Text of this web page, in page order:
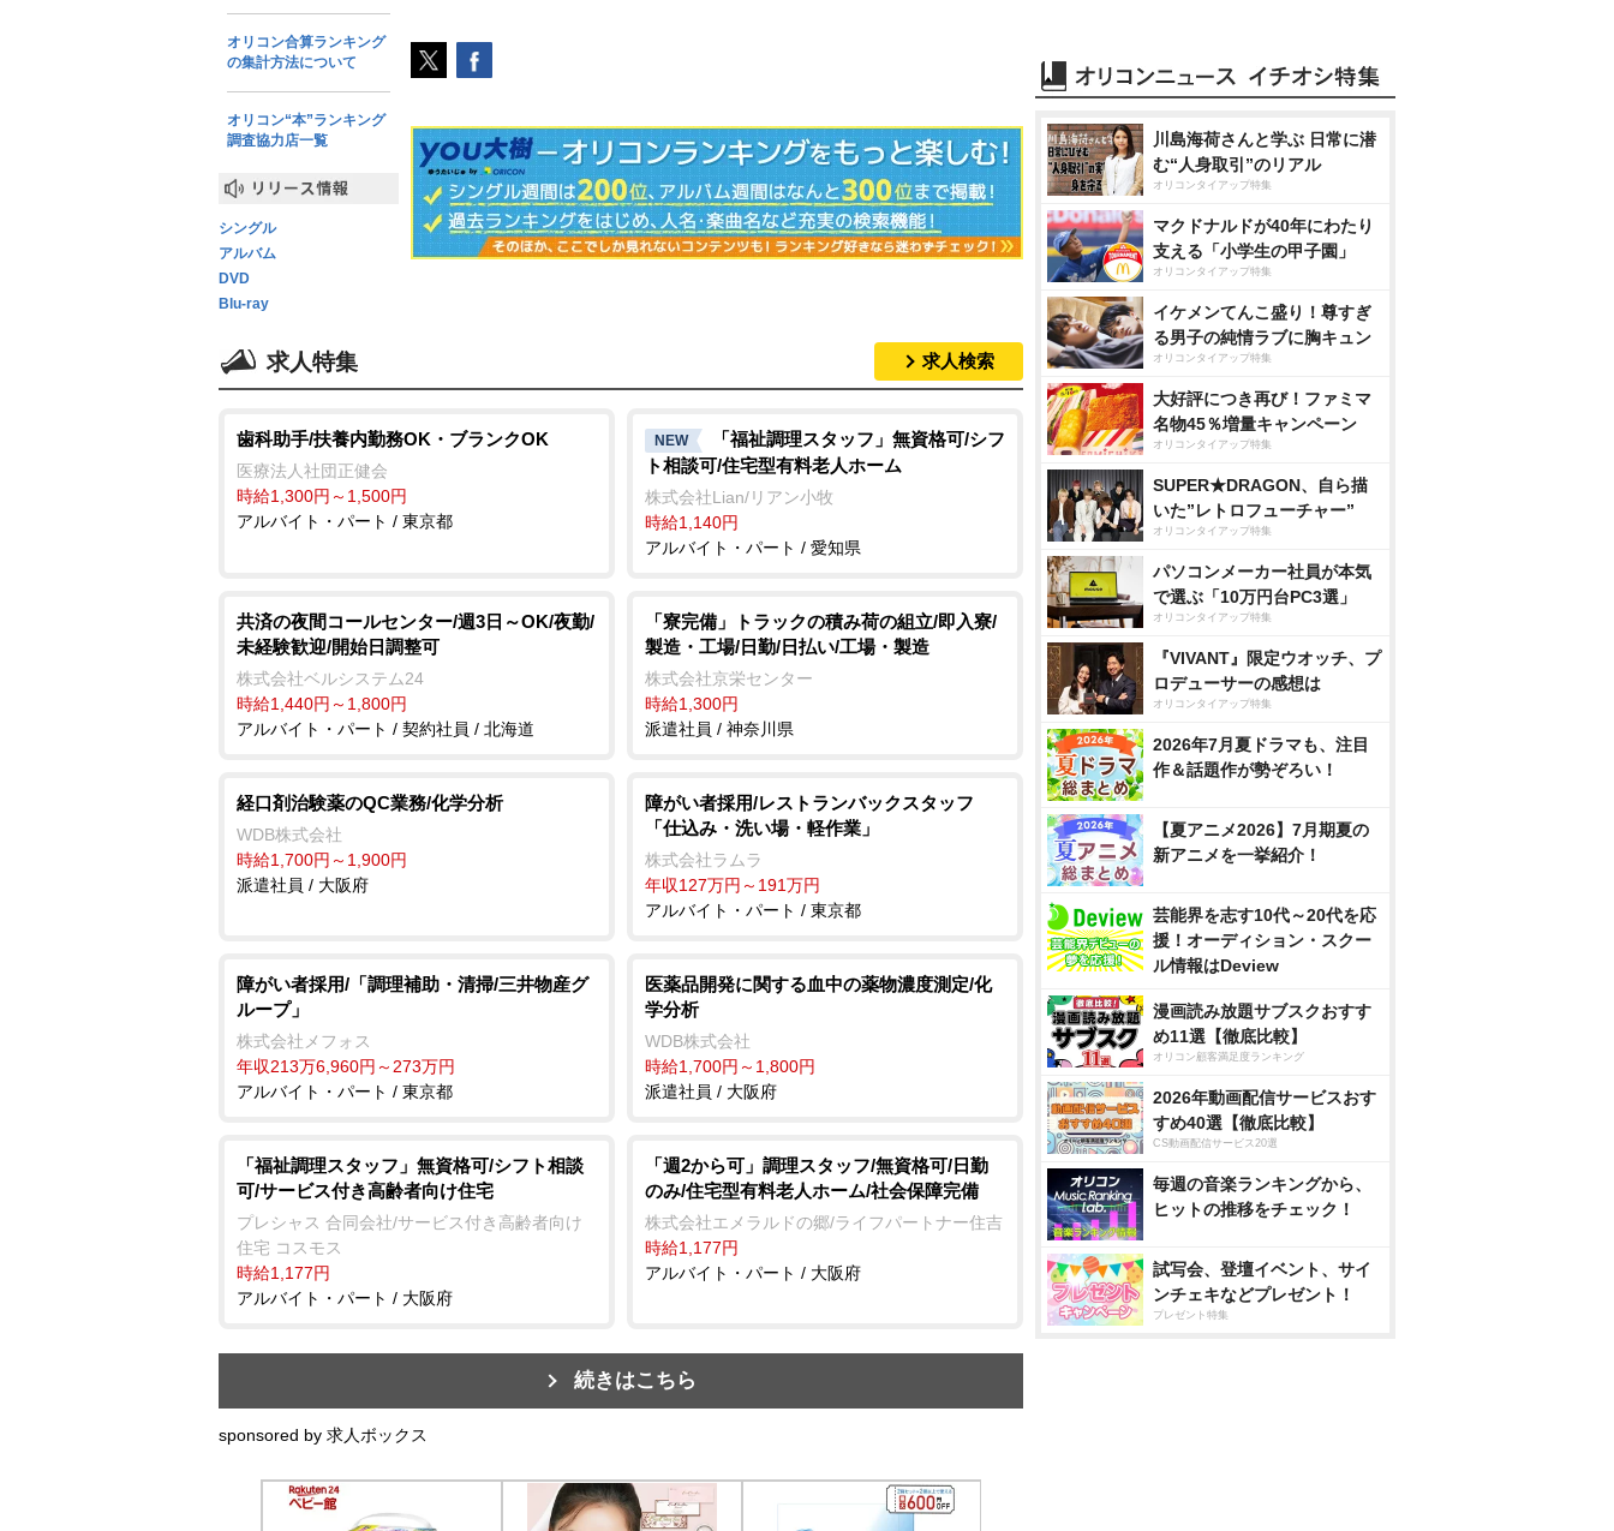
オリコン合算ランキング
の集計方法について
オリコン“本”ランキング
調査協力店一覧
シングル
アルバム
DVD
Blu-ray
求人特集 求人検索
歯科助手/扶養内勤務OK・ブランクOK
医療法人社団正健会
時給1,300円～1,500円
アルバイト・パート / 東京都
NEW
「福祉調理スタッフ」無資格可/シフ
ト相談可/住宅型有料老人ホーム
株式会社Lian/リアン小牧
時給1,140円
アルバイト・パート / 愛知県
共済の夜間コールセンター/週3日～OK/夜勤/
未経験歓迎/開始日調整可
株式会社ベルシステム24
時給1,440円～1,800円
アルバイト・パート / 契約社員 / 北海道
「寮完備」トラックの積み荷の組立/即入寮/
製造・工場/日勤/日払い/工場・製造
株式会社京栄センター
時給1,300円
派遣社員 / 神奈川県
経口剤治験薬のQC業務/化学分析
WDB株式会社
時給1,700円～1,900円
派遣社員 / 大阪府
障がい者採用/レストランバックスタッフ
「仕込み・洗い場・軽作業」
株式会社ラムラ
年収127万円～191万円
アルバイト・パート / 東京都
障がい者採用/「調理補助・清掃/三井物産グ
ループ」
株式会社メフォス
年収213万6,960円～273万円
アルバイト・パート / 東京都
医薬品開発に関する血中の薬物濃度測定/化
学分析
WDB株式会社
時給1,700円～1,800円
派遣社員 / 大阪府
「福祉調理スタッフ」無資格可/シフト相談
可/サービス付き高齢者向け住宅
プレシャス 合同会社/サービス付き高齢者向け
住宅 コスモス
時給1,177円
アルバイト・パート / 大阪府
「週2から可」調理スタッフ/無資格可/日勤
のみ/住宅型有料老人ホーム/社会保障完備
株式会社エメラルドの郷/ライフパートナー住吉
時給1,177円
アルバイト・パート / 大阪府
続きはこちら
sponsored by 求人ボックス
川島海荷さんと学ぶ 日常に潜
む“人身取引”のリアル
オリコンタイアップ特集
マクドナルドが40年にわたり
支える「小学生の甲子園」
オリコンタイアップ特集
イケメンてんこ盛り！尊すぎ
る男子の純情ラブに胸キュン
オリコンタイアップ特集
大好評につき再び！ファミマ
名物45％増量キャンペーン
オリコンタイアップ特集
SUPER★DRAGON、自ら描
いた”レトロフューチャー”
オリコンタイアップ特集
パソコンメーカー社員が本気
で選ぶ「10万円台PC3選」
オリコンタイアップ特集
『VIVANT』限定ウオッチ、プ
ロデューサーの感想は
オリコンタイアップ特集
2026年7月夏ドラマも、注目
作＆話題作が勢ぞろい！
【夏アニメ2026】7月期夏の
新アニメを一挙紹介！
芸能界を志す10代～20代を応
援！オーディション・スクー
ル情報はDeview
漫画読み放題サブスクおすす
め11選【徹底比較】
オリコン顧客満足度ランキング
2026年動画配信サービスおす
すめ40選【徹底比較】
CS動画配信サービス20選
毎週の音楽ランキングから、
ヒットの推移をチェック！
試写会、登壇イベント、サイ
ンチェキなどプレゼント！
プレゼント特集